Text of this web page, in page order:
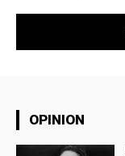
OPINION